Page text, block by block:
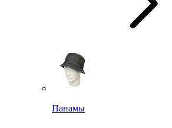
Панамы